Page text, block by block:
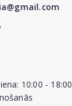
10:00 - 18:00